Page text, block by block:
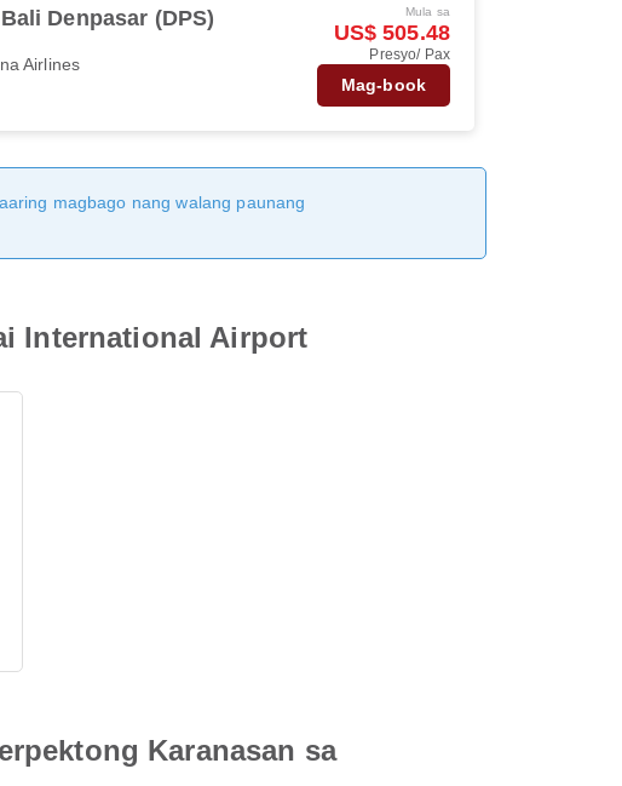
Bali Denpasar (DPS)
Airlines
Mula sa
US$ 505.48
Presyo/ Pax
Mag-book
magbago nang walang paunang
International Airport
Karanasan sa